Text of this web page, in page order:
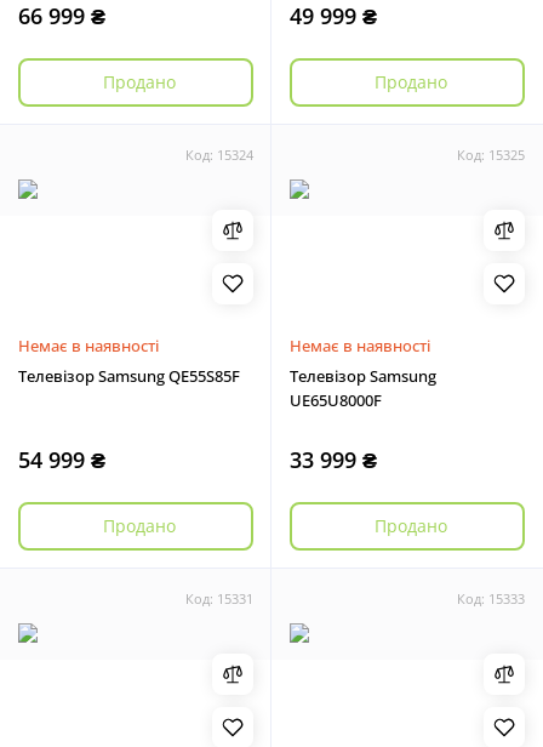
66 999 ₴
Продано
49 999 ₴
Продано
Код: 15324
Немає в наявності
Телевізор Samsung QE55S85F
54 999 ₴
Продано
Код: 15325
Немає в наявності
Телевізор Samsung
UE65U8000F
33 999 ₴
Продано
Код: 15331 Код: 15333